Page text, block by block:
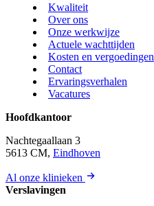
Kwaliteit
Over ons
Onze werkwijze
Actuele wachttijden
Kosten en vergoedingen
Contact
Ervaringsverhalen
Vacatures
Hoofdkantoor
Nachtegaallaan 3
5613 CM, Eindhoven
Al onze klinieken
Verslavingen